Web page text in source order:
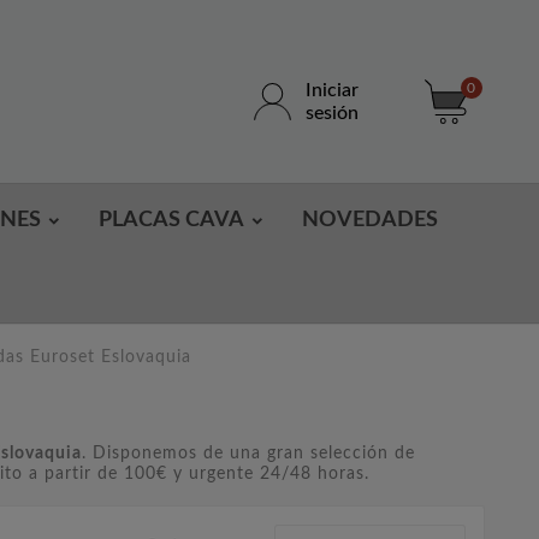
Iniciar
sesión
0
PLACAS CAVA NOVEDADES
Euroset Eslovaquia
. Disponemos de una gran selección de
a partir de 100€ y urgente 24/48 horas.